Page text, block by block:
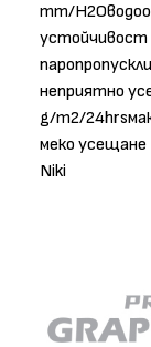
mm/
устойчивост
неприятно
g/m2/
меко усещане
Niki